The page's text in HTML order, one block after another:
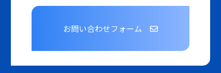
お問い合わせフォーム